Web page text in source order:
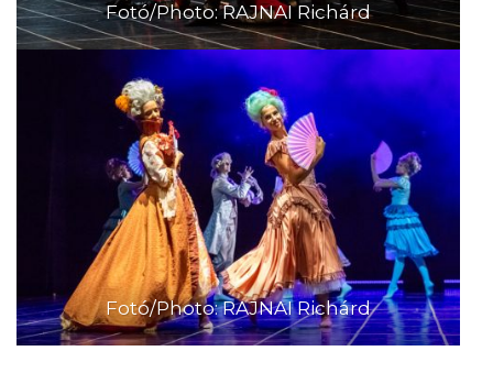
Fotó/Photo: RAJNAI Richárd
Fotó/Photo: RAJNAI Richárd